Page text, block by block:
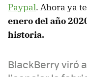
Paypal. Ahora ya
enero del año
historia.
BlackBerry viró